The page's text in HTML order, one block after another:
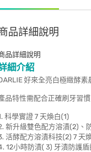
品詳細說明
品詳細說明
細介紹
好來全亮白極緻酵素
品特性需配合正確刷牙習慣
科學實證 7 天煥白(1)
新升級雙色配方溶漬(2)、
活酵配方溶漬科技(2) 7 天
12小時防漬( 3) 牙漬防護